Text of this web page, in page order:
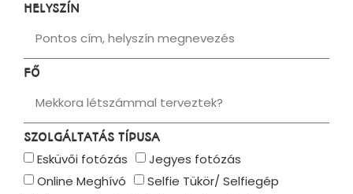
HELYSZÍN
FŐ
SZOLGÁLTATÁS TÍPUSA
Esküvői fotózás
Jegyes fotózás
Online Meghívó
Selfie Tükör/ Selfiegép